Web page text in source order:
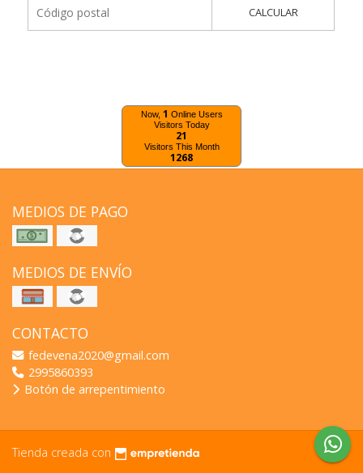
CALCULAR
Now, 1 Online Users
Visitors Today
21
Visitors This Month
1268
MEDIOS DE PAGO
MEDIOS DE ENVÍO
CONTACTO
fedevena2020@gmail.com
2995860393
Botón de arrepentimiento
Tienda creada con